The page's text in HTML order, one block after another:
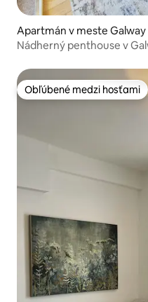
Apartmán v meste Galway
Nádherný penthouse v
Obľúbené medzi hosťami
Obľúbené medzi hosťami